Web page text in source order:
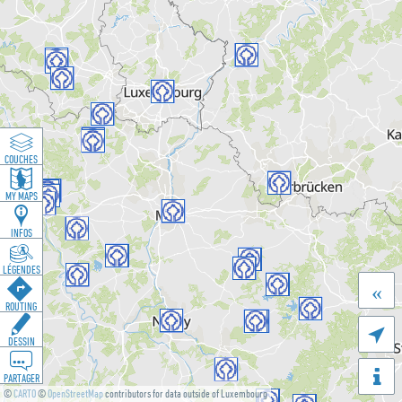
©CARTO©OpenStreetMapcontributors for data outside of Luxembourg

«
COUCHES
MY MAPS
INFOS
LÉGENDES
ROUTING
DESSIN
PARTAGER